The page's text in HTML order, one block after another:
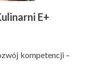
E+
kompetencji –